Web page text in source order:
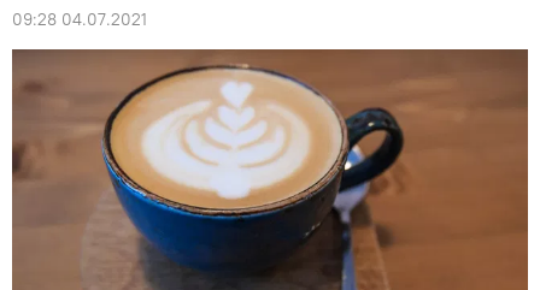
09:28 04.07.2021